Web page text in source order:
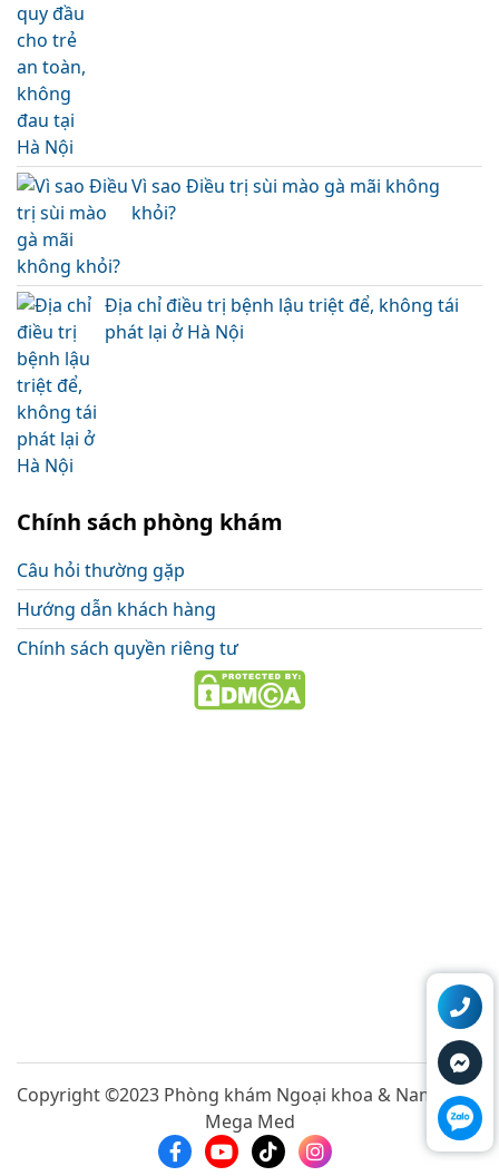
Vì sao Điều trị sùi mào gà mãi không
khỏi?
Địa chỉ điều trị bệnh lậu triệt để, không tái
phát lại ở Hà Nội
Chính sách phòng khám
Câu hỏi thường gặp
Hướng dẫn khách hàng
Chính sách quyền riêng tư
Copyright ©2023 Phòng khám Ngoại khoa & Nam khoa
Mega Med